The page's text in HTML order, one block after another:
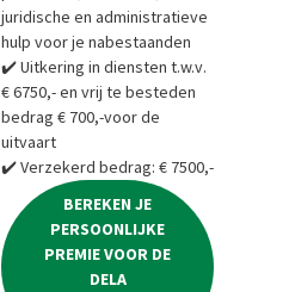
juridische en administratieve
hulp voor je nabestaanden
✔️ Uitkering in diensten t.w.v.
€ 6750,- en vrij te besteden
bedrag € 700,-voor de
uitvaart
✔️ Verzekerd bedrag: € 7500,-
BEREKEN JE
PERSOONLIJKE
PREMIE VOOR DE
DELA